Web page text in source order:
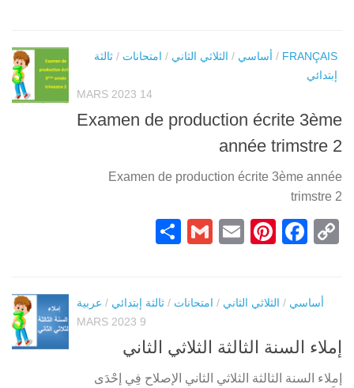
FRANÇAIS
/ أساسي / الثلاثي الثاني / امتحانات / ثالثة
إبتدائي
14 MARS 2023
Examen de production écrite 3ème
année trimstre 2
Examen de production écrite 3ème année
trimstre 2
Copy
Facebook
Pinterest
Email
Gmail
أساسي / الثلاثي الثاني / امتحانات / ثالثة إبتدائي / عربية
9 MARS 2023
إملاء السنة الثالثة الثلاثي الثاني
إملاء السنة الثالثة الثلاثي الثاني الإصلاح فِي إحْدَى